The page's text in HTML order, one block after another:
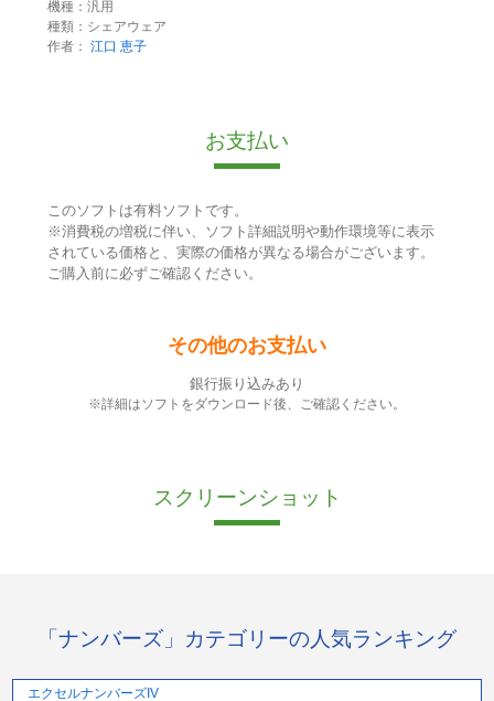
機種：汎用
種類：シェアウェア
作者： 江口 恵子
お支払い
このソフトは有料ソフトです。
※消費税の増税に伴い、ソフト詳細説明や動作環境等に表示
されている価格と、実際の価格が異なる場合がございます。
ご購入前に必ずご確認ください。
その他のお支払い
銀行振り込みあり
※詳細はソフトをダウンロード後、ご確認ください。
スクリーンショット
「ナンバーズ」カテゴリーの人気ランキング
エクセルナンバーズIV